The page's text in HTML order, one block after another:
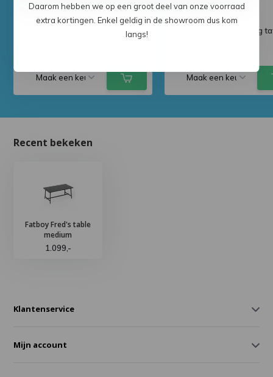
Fermob luxembourg tafel
Fermob Luxembourg
Recent bekeken
Fatboy Fred's table
medium
1.099,-
Klantenservice
Mijn account
Daarom hebben we op een groot deel van onze voorraad
extra kortingen. Enkel geldig in de showroom dus kom
langs!